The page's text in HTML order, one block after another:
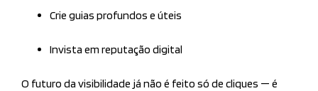
Crie guias profundos e úteis
Invista em reputação digital
O futuro da visibilidade já não é feito só de cliques — é